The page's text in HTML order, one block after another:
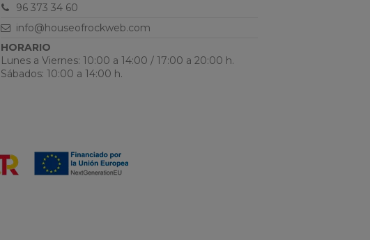
96 373 34 60
info@houseofrockweb.com
HORARIO
Lunes a Viernes: 10:00 a 14:00 / 17:00 a 20:00 h.
Sábados: 10:00 a 14:00 h.